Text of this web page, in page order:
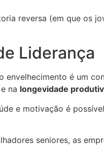
reversa (em que os
Liderança
envelhecimento é um
e na longevidade
e motivação é
seniores, as